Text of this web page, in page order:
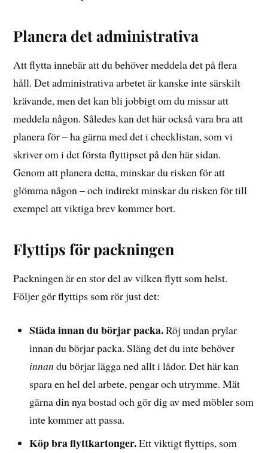
Planera det administrativa
Att flytta innebär att du behöver meddela det på flera
håll. Det administrativa arbetet är kanske inte särskilt
krävande, men det kan bli jobbigt om du missar att
meddela någon. Således kan det här också vara bra att
planera för – ha gärna med det i checklistan, som vi
skriver om i det första flyttipset på den här sidan.
Genom att planera detta, minskar du risken för att
glömma någon – och indirekt minskar du risken för till
exempel att viktiga brev kommer bort.
Flyttips för packningen
Packningen är en stor del av vilken flytt som helst.
Följer gör flyttips som rör just det:
Städa innan du börjar packa.Röj undan prylar
innan du börjar packa. Släng det du inte behöver
innandu börjar lägga ned allt i lådor. Det här kan
spara en hel del arbete, pengar och utrymme. Mät
gärna din nya bostad och gör dig av med möbler som
inte kommer att passa.
Köp bra flyttkartonger.Ett viktigt flyttips, som